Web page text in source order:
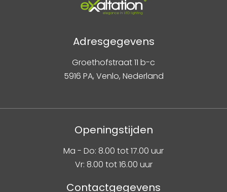
Adresgegevens
Groethofstraat 11 b-c
5916 PA, Venlo, Nederland
Openingstijden
Ma - Do: 8.00 tot 17.00 uur
Vr: 8.00 tot 16.00 uur
Contactgegevens